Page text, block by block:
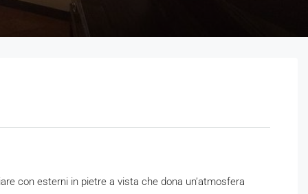
con esterni in pietre a vista che dona un’atmosfera